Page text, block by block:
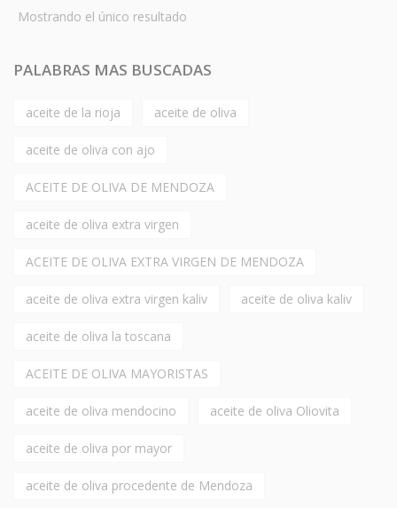
era:
es:
Mostrando el único resultado
PALABRAS MAS BUSCADAS
aceite de la rioja aceite de oliva
aceite de oliva con ajo
ACEITE DE OLIVA DE MENDOZA
aceite de oliva extra virgen
ACEITE DE OLIVA EXTRA VIRGEN DE MENDOZA
aceite de oliva extra virgen kaliv aceite de oliva kaliv
aceite de oliva la toscana
ACEITE DE OLIVA MAYORISTAS
aceite de oliva mendocino aceite de oliva Oliovita
aceite de oliva por mayor
aceite de oliva procedente de Mendoza